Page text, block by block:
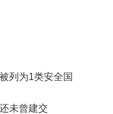
列为1类安全国
未曾建交